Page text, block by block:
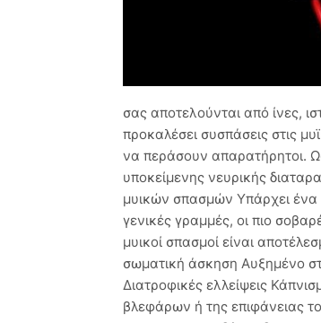
σας αποτελούνται από ίνες,
προκαλέσει συσπάσεις στις
να περάσουν απαρατήρητοι.
υποκείμενης νευρικής
μυικών σπασμών Υπάρχει
γενικές γραμμές, οι πιο
μυικοί σπασμοί είναι
σωματική άσκηση Αυξημένο
Διατροφικές ελλείψεις
βλεφάρων ή της επιφάνειας